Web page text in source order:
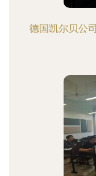
德国凯尔贝公